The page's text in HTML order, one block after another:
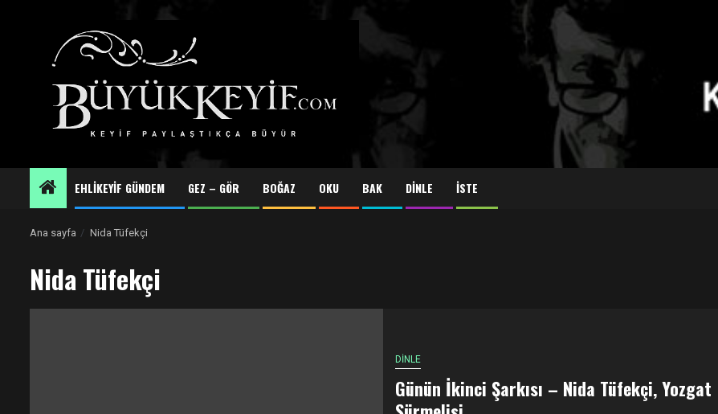
EHLİKEYİF GÜNDEM GEZ – GÖR BOĞAZ OKU BAK DİNLE İSTE
Ana sayfa Nida Tüfekçi
Nida Tüfekçi
DİNLE
Günün İkinci Şarkısı – Nida Tüfekçi, Yozgat